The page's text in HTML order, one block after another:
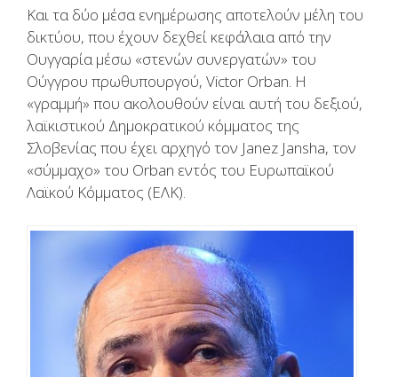
Και τα δύο μέσα ενημέρωσης αποτελούν μέλη του
δικτύου, που έχουν δεχθεί κεφάλαια από την
Ουγγαρία μέσω «στενών συνεργατών» του
Ούγγρου πρωθυπουργού, Victor Orban. Η
«γραμμή» που ακολουθούν είναι αυτή του δεξιού,
λαϊκιστικού Δημοκρατικού κόμματος της
Σλοβενίας που έχει αρχηγό τον Janez Jansha, τον
«σύμμαχο» του Orban εντός του Ευρωπαϊκού
Λαϊκού Κόμματος (ΕΛΚ).